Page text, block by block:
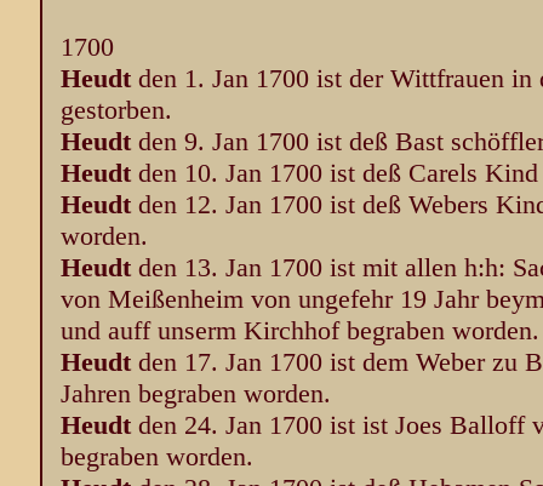
1700
Heudt den 1. Jan 1700 ist der Wittfrauen
gestorben.
Heudt den 9. Jan 1700 ist deß Bast
Heudt den 10. Jan 1700 ist deß Carels
Heudt den 12. Jan 1700 ist deß Webers
worden.
Heudt den 13. Jan 1700 ist mit allen h:h:
von Meißenheim von ungefehr 19 Jahr
und auff unserm Kirchhof begraben worden.
Heudt den 17. Jan 1700 ist dem Weber zu
Jahren begraben worden.
Heudt den 24. Jan 1700 ist ist Joes
begraben worden.